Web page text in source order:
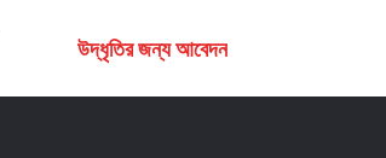
উদ্ধৃতির জন্য আবেদন